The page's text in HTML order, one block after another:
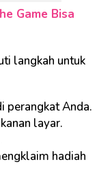
Game Bisa
langkah untuk
perangkat Anda.
layar.
hadiah